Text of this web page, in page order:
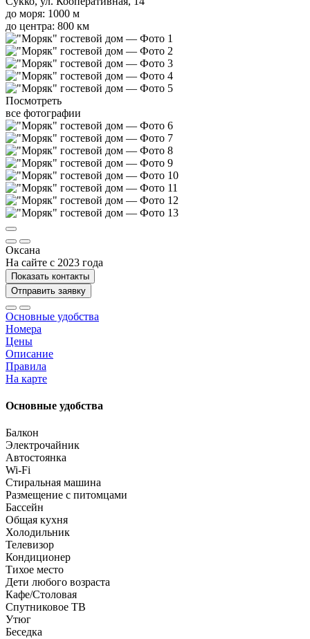
до моря: 1000 м
до центра: 800 км
Посмотреть
все фотографии
Оксана
На сайте с 2023 года
Показать контакты
Отправить заявку
Основные удобства
Номера
Цены
Описание
Правила
На карте
Основные удобства
Балкон
Электрочайник
Автостоянка
Wi-Fi
Стиральная машина
Размещение с питомцами
Бассейн
Общая кухня
Холодильник
Телевизор
Кондиционер
Тихое место
Дети любого возраста
Кафе/Столовая
Спутниковое ТВ
Утюг
Беседка